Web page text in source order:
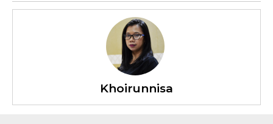
Khoirunnisa